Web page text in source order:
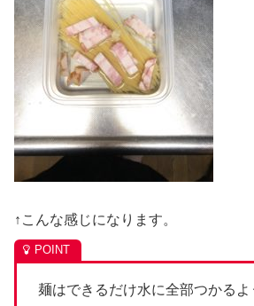
↑こんな感じになります。
麺はできるだけ水に全部つかるよ